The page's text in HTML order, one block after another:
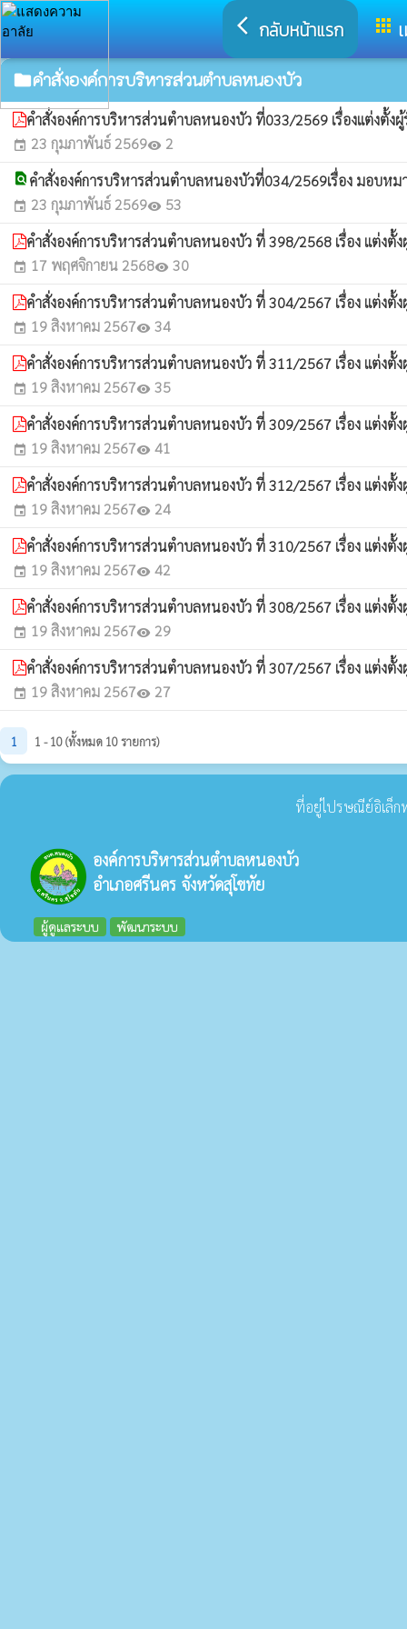
arrow_back_ios กลับหน้าแรก apps
folderคำสั่งองค์การบริหารส่วนตำบลหนองบัว
คำสั่งองค์การบริหารส่วนตำบลหนองบัว ที่033/2569 เรื่องแต่งตั้
event 23 กุมภาพันธ์ 2569visibility 2
find_in_page คำสั่งองค์การบริหารส่วนตำบลหนองบัวที่034/2569เรื่อง มอบห
event 23 กุมภาพันธ์ 2569visibility 53
คำสั่งองค์การบริหารส่วนตำบลหนองบัว ที่ 398/2568 เรื่อง แต่ง
event 17 พฤศจิกายน 2568visibility 30
คำสั่งองค์การบริหารส่วนตำบลหนองบัว ที่ 304/2567 เรื่อง แต่ง
event 19 สิงหาคม 2567visibility 34
คำสั่งองค์การบริหารส่วนตำบลหนองบัว ที่ 311/2567 เรื่อง แต่ง
event 19 สิงหาคม 2567visibility 35
คำสั่งองค์การบริหารส่วนตำบลหนองบัว ที่ 309/2567 เรื่อง แต่งตั้
event 19 สิงหาคม 2567visibility 41
คำสั่งองค์การบริหารส่วนตำบลหนองบัว ที่ 312/2567 เรื่อง แต่งตั้
event 19 สิงหาคม 2567visibility 24
คำสั่งองค์การบริหารส่วนตำบลหนองบัว ที่ 310/2567 เรื่อง แต่ง
event 19 สิงหาคม 2567visibility 42
คำสั่งองค์การบริหารส่วนตำบลหนองบัว ที่ 308/2567 เรื่อง แต่งตั้
event 19 สิงหาคม 2567visibility 29
คำสั่งองค์การบริหารส่วนตำบลหนองบัว ที่ 307/2567 เรื่อง แต่ง
event 19 สิงหาคม 2567visibility 27
1 1 - 10 (ทั้งหมด 10 รายการ)
ที่อยู่ไปรษณีย์อิเล็ก
องค์การบริหารส่วนตำบลหนองบัว
อำเภอศรีนคร จังหวัดสุโขทัย
ผู้ดูแลระบบ พัฒนาระบบ